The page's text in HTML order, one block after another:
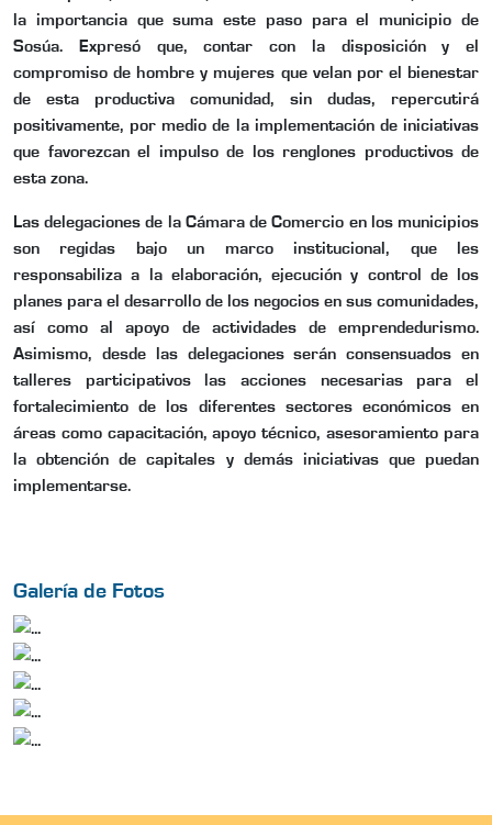
la importancia que suma este paso para el municipio de
Sosúa. Expresó que, contar con la disposición y el
compromiso de hombre y mujeres que velan por el bienestar
de esta productiva comunidad, sin dudas, repercutirá
positivamente, por medio de la implementación de iniciativas
que favorezcan el impulso de los renglones productivos de
esta zona.
Las delegaciones de la Cámara de Comercio en los municipios
son regidas bajo un marco institucional, que les
responsabiliza a la elaboración, ejecución y control de los
planes para el desarrollo de los negocios en sus comunidades,
así como al apoyo de actividades de emprendedurismo.
Asimismo, desde las delegaciones serán consensuados en
talleres participativos las acciones necesarias para el
fortalecimiento de los diferentes sectores económicos en
áreas como capacitación, apoyo técnico, asesoramiento para
la obtención de capitales y demás iniciativas que puedan
implementarse.
Galería de Fotos